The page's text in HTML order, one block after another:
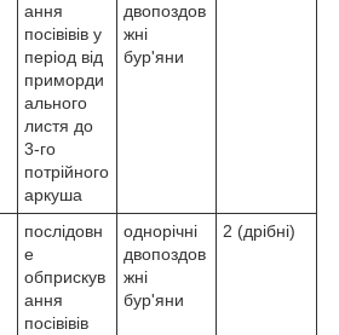
ання
посівівів у
період від
приморди
ального
листя до
3-го
потрійного
аркуша
двопоздов
жні
бур'яни
послідовн
е
обприскув
ання
посівівів
однорічні
двопоздов
жні
бур'яни
2 (дрібні)